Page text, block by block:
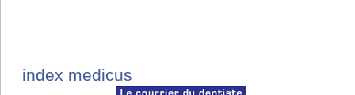
index medicus